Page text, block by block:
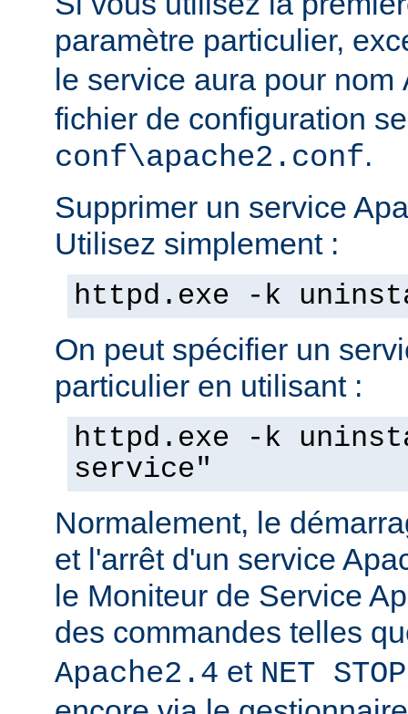
paramètre particulier,
le service aura pour nom
fichier de configuration
conf\apache2.conf.
Supprimer un service
Utilisez simplement :
httpd.exe -k
On peut spécifier un
particulier en utilisant :
httpd.exe -k
service"
Normalement, le
et l'arrêt d'un service
le Moniteur de Service
des commandes telles
Apache2.4 et NET